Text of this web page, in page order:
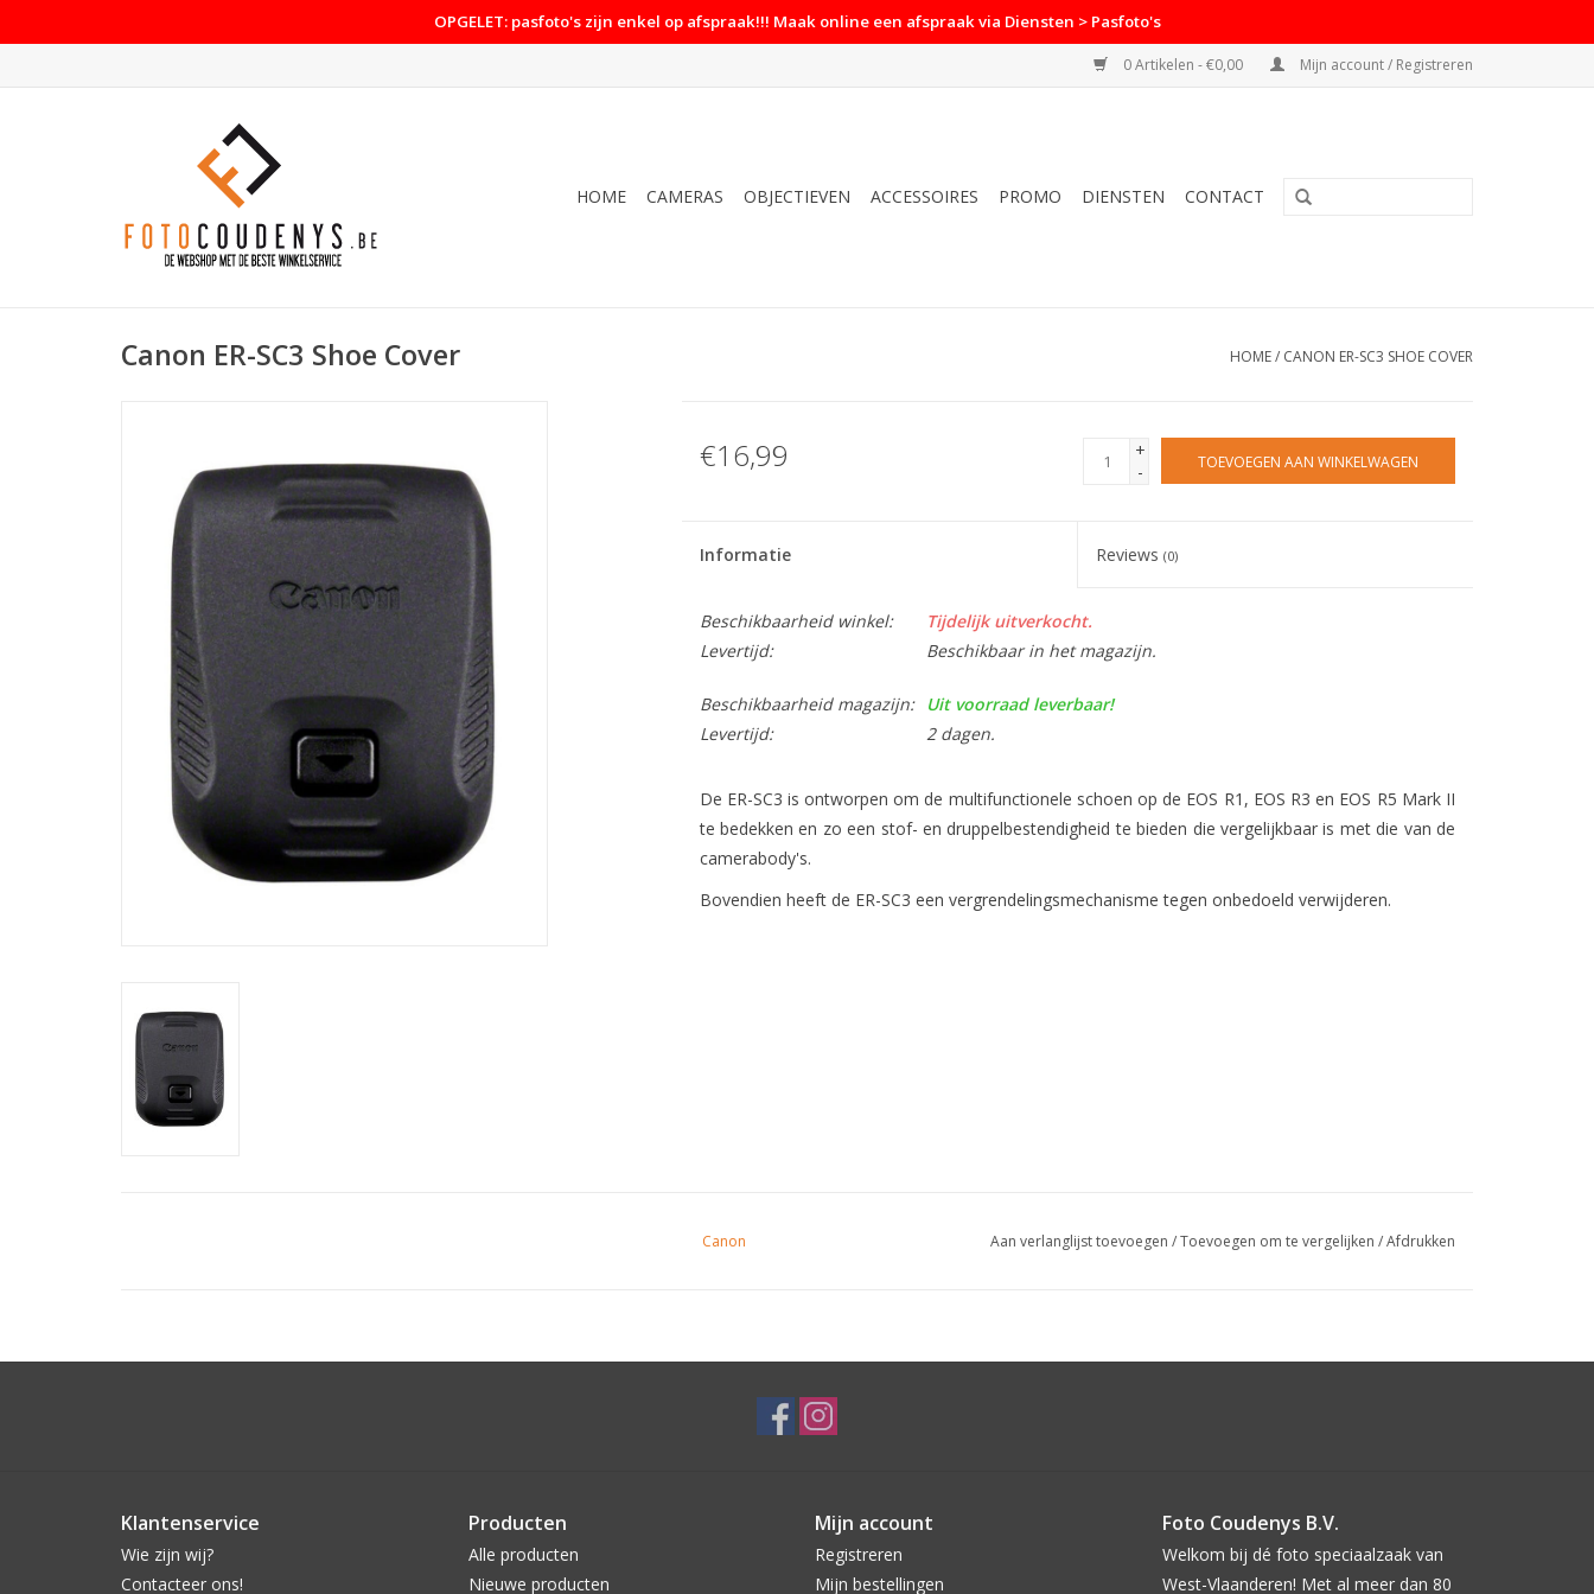
OPGELET: pasfoto's zijn enkel op afspraak!!! Maak online een afspraak via Diensten > Pasfoto's
0 Artikelen - €0,00 Mijn account / Registreren
HOME CAMERAS OBJECTIEVEN ACCESSOIRES PROMO DIENSTEN CONTACT
Canon ER-SC3 Shoe Cover HOME/ CANON ER-SC3 SHOE COVER
€16,99
+
-
TOEVOEGEN AAN WINKELWAGEN
Informatie Reviews(0)
Beschikbaarheid winkel:
Tijdelijk uitverkocht.
Levertijd:
Beschikbaar in het magazijn.
Beschikbaarheid magazijn:
Uit voorraad leverbaar!
Levertijd:
2 dagen.
De ER-SC3 is ontworpen om de multifunctionele schoen op de EOS R1, EOS R3 en EOS R5 Mark II
te bedekken en zo een stof- en druppelbestendigheid te bieden die vergelijkbaar is met die van de
camerabody's.
Bovendien heeft de ER-SC3 een vergrendelingsmechanisme tegen onbedoeld verwijderen.
Canon Aan verlanglijst toevoegen /Toevoegen om te vergelijken /Afdrukken
Klantenservice
Wie zijn wij?
Contacteer ons!
Producten
Alle producten
Nieuwe producten
Mijn account
Registreren
Mijn bestellingen
Foto Coudenys B.V.
Welkom bij dé foto speciaalzaak van
West-Vlaanderen! Met al meer dan 80